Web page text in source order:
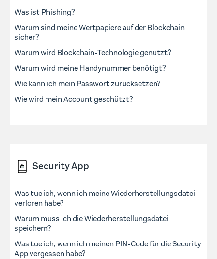
Was ist Phishing?
Warum sind meine Wertpapiere auf der Blockchain
sicher?
Warum wird Blockchain-Technologie genutzt?
Warum wird meine Handynummer benötigt?
Wie kann ich mein Passwort zurücksetzen?
Wie wird mein Account geschützt?
Security App
Was tue ich, wenn ich meine Wiederherstellungsdatei
verloren habe?
Warum muss ich die Wiederherstellungsdatei
speichern?
Was tue ich, wenn ich meinen PIN-Code für die Security
App vergessen habe?